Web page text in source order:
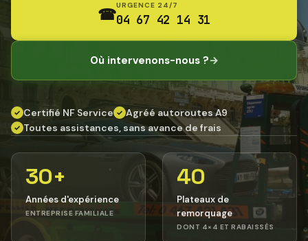
☎URGENCE 24/7
04 67 42 14 31
Où intervenons-nous ?→
✓ Certifié NF Service ✓ Agréé autoroutes A9
✓ Toutes assistances, sans avance de frais
30+
Années d'expérience
ENTREPRISE FAMILIALE
40
Plateaux de
remorquage
DONT 4×4 ET RABAISSÉS